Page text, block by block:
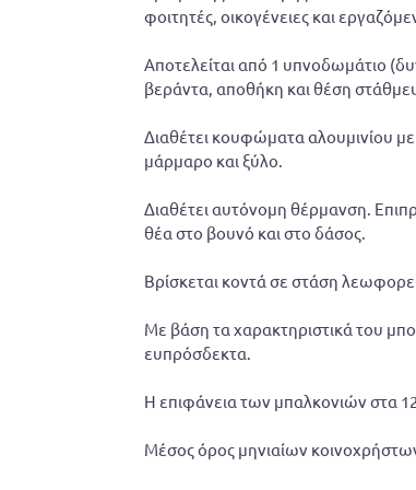
φοιτητές, οικογένειες και
Αποτελείται από 1 υπνοδωμάτιο
βεράντα, αποθήκη και θέση
Διαθέτει κουφώματα αλουμινίου
μάρμαρο και ξύλο.
Διαθέτει αυτόνομη θέρμανση.
θέα στο βουνό και στο δάσος.
Βρίσκεται κοντά σε στάση
Με βάση τα χαρακτηριστικά του
ευπρόσδεκτα.
Η επιφάνεια των μπαλκονιών στα
Μέσος όρος μηνιαίων